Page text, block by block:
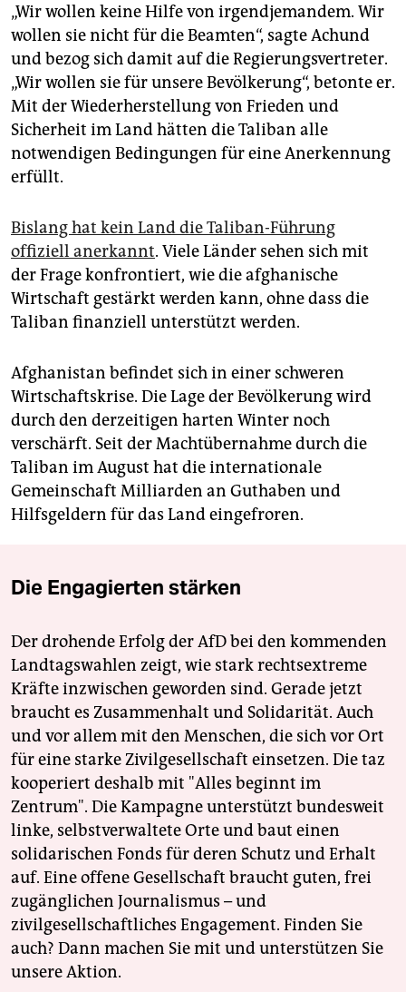
„Wir wollen keine Hilfe von irgendjemandem. Wir
wollen sie nicht für die Beamten“, sagte Achund
und bezog sich damit auf die Regierungsvertreter.
„Wir wollen sie für unsere Bevölkerung“, betonte er.
Mit der Wiederherstellung von Frieden und
Sicherheit im Land hätten die Taliban alle
notwendigen Bedingungen für eine Anerkennung
erfüllt.
Bislang hat kein Land die Taliban-Führung
offiziell anerkannt. Viele Länder sehen sich mit
der Frage konfrontiert, wie die afghanische
Wirtschaft gestärkt werden kann, ohne dass die
Taliban finanziell unterstützt werden.
Afghanistan befindet sich in einer schweren
Wirtschaftskrise. Die Lage der Bevölkerung wird
durch den derzeitigen harten Winter noch
verschärft. Seit der Machtübernahme durch die
Taliban im August hat die internationale
Gemeinschaft Milliarden an Guthaben und
Hilfsgeldern für das Land eingefroren.
Die Engagierten stärken
Der drohende Erfolg der AfD bei den kommenden
Landtagswahlen zeigt, wie stark rechtsextreme
Kräfte inzwischen geworden sind. Gerade jetzt
braucht es Zusammenhalt und Solidarität. Auch
und vor allem mit den Menschen, die sich vor Ort
für eine starke Zivilgesellschaft einsetzen. Die taz
kooperiert deshalb mit "Alles beginnt im
Zentrum". Die Kampagne unterstützt bundesweit
linke, selbstverwaltete Orte und baut einen
solidarischen Fonds für deren Schutz und Erhalt
auf. Eine offene Gesellschaft braucht guten, frei
zugänglichen Journalismus – und
zivilgesellschaftliches Engagement. Finden Sie
auch? Dann machen Sie mit und unterstützen Sie
unsere Aktion.